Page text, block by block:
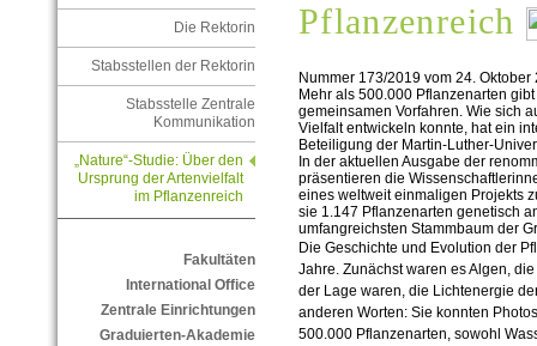
Die Rektorin
Stabsstellen der Rektorin
Stabsstelle Zentrale
Kommunikation
„Nature“-Studie: Über den
Ursprung der Artenvielfalt
im Pflanzenreich
Fakultäten
International Office
Zentrale Einrichtungen
Graduierten-Akademie
Pflanzenreich
Nummer 173/2019 vom 24. Oktober
Mehr als 500.000 Pflanzenarten
gemeinsamen Vorfahren. Wie sich
Vielfalt entwickeln konnte, hat ein
Beteiligung der Martin-Luther-
In der aktuellen Ausgabe der
präsentieren die
eines weltweit einmaligen Projekts
sie 1.147 Pflanzenarten genetisch
umfangreichsten Stammbaum der
Die Geschichte und Evolution der
Jahre. Zunächst waren es Algen,
der Lage waren, die Lichtenergie
anderen Worten: Sie konnten
500.000 Pflanzenarten, sowohl